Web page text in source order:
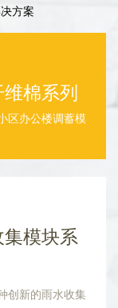
方案
棉系列
区办公楼调蓄模
模块系
创新的雨水收集